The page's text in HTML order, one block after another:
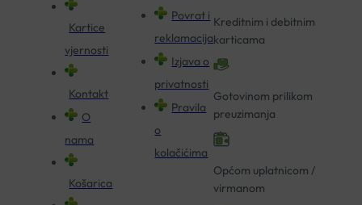
Kartice
vjernosti
Kontakt
O
nama
Košarica
Povrat i
reklamacija
Izjava o
privatnosti
Pravila
o
kolačićima
Kreditnim i debitnim
karticama
Gotovinom prilikom
preuzimanja
Općom uplatnicom /
virmanom